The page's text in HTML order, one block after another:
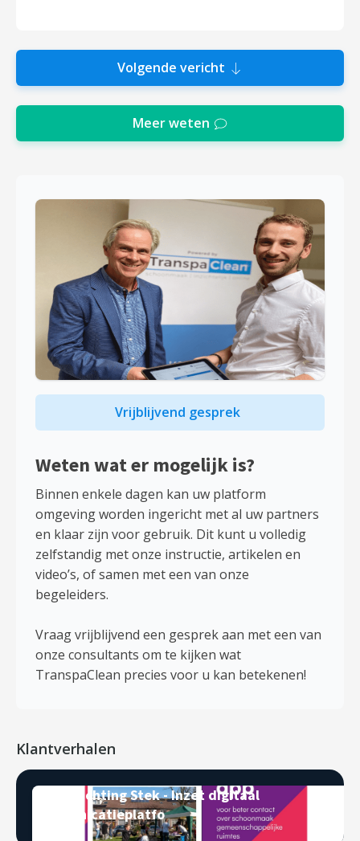
Volgende vericht
Meer weten
Vrijblijvend gesprek
Weten wat er mogelijk is?
Binnen enkele dagen kan uw platform
omgeving worden ingericht met al uw partners
en klaar zijn voor gebruik. Dit kunt u volledig
zelfstandig met onze instructie, artikelen en
video’s, of samen met een van onze
begeleiders.
Vraag vrijblijvend een gesprek aan met een van
onze consultants om te kijken wat
TranspaClean precies voor u kan betekenen!
Klantverhalen
Woonstichting Stek - Inzet digitaal
communicatieplatfo